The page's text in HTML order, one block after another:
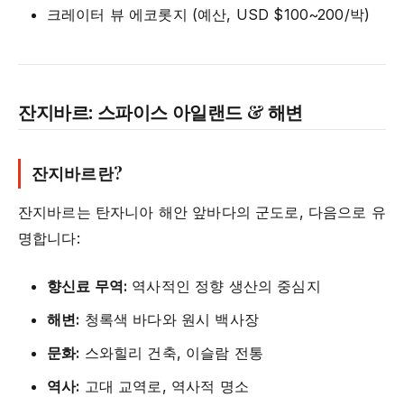
크레이터 뷰 에코롯지 (예산, USD $100~200/박)
잔지바르: 스파이스 아일랜드 & 해변
잔지바르란?
잔지바르는 탄자니아 해안 앞바다의 군도로, 다음으로 유
명합니다:
향신료 무역: 역사적인 정향 생산의 중심지
해변: 청록색 바다와 원시 백사장
문화: 스와힐리 건축, 이슬람 전통
역사: 고대 교역로, 역사적 명소